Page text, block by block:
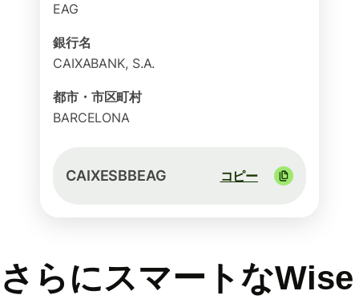
EAG
銀行名
CAIXABANK, S.A.
都市・市区町村
BARCELONA
CAIXESBBEAG コピー
さらにスマートなWise